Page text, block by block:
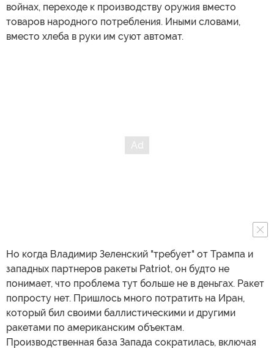
войнах, переходе к производству оружия вместо
товаров народного потребления. Иными словами,
вместо хлеба в руки им суют автомат.
Но когда Владимир Зеленский "требует" от Трампа и
западных партнеров ракеты Patriot, он будто не
понимает, что проблема тут больше не в деньгах. Ракет
попросту нет. Пришлось много потратить на Иран,
который бил своими баллистическими и другими
ракетами по американским объектам.
Производственная база Запада сократилась, включая